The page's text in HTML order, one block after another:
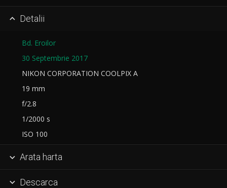
 Detalii
Bd. Eroilor
30 Septembrie 2017
NIKON CORPORATION COOLPIX A
19 mm
f/2.8
1/2000 s
ISO 100
 Arata harta
 Descarca